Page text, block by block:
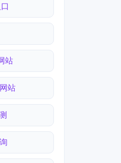
站
站